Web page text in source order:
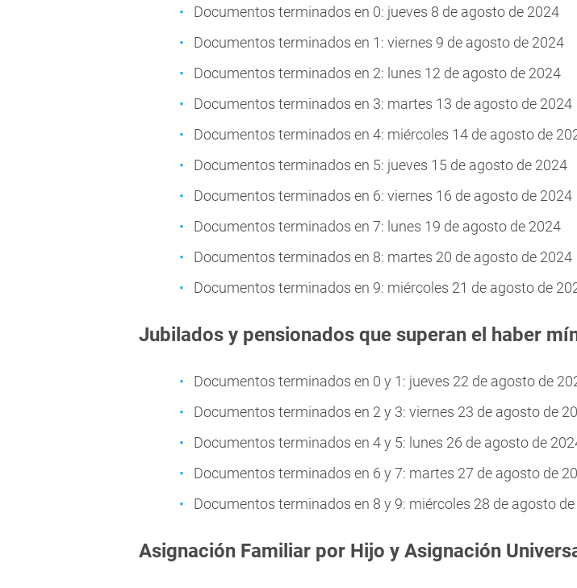
Documentos terminados en 0: jueves 8 de agosto de 2024
Documentos terminados en 1: viernes 9 de agosto de 2024
Documentos terminados en 2: lunes 12 de agosto de 2024
Documentos terminados en 3: martes 13 de agosto de 2024
Documentos terminados en 4: miércoles 14 de agosto de
Documentos terminados en 5: jueves 15 de agosto de 2024
Documentos terminados en 6: viernes 16 de agosto de 2024
Documentos terminados en 7: lunes 19 de agosto de 2024
Documentos terminados en 8: martes 20 de agosto de 2024
Documentos terminados en 9: miércoles 21 de agosto de
Jubilados y pensionados que superan el haber
Documentos terminados en 0 y 1: jueves 22 de agosto de
Documentos terminados en 2 y 3: viernes 23 de agosto de
Documentos terminados en 4 y 5: lunes 26 de agosto de
Documentos terminados en 6 y 7: martes 27 de agosto de
Documentos terminados en 8 y 9: miércoles 28 de agosto de
Asignación Familiar por Hijo y Asignación